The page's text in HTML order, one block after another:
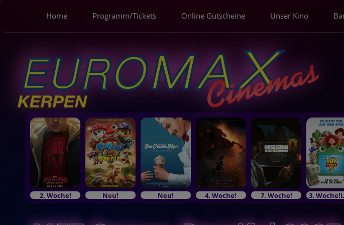
Home Programm/Tickets Online Gutscheine Unser Kino
2. Woche! Neu! Neu! 4. Woche! 7. Woche! 3.